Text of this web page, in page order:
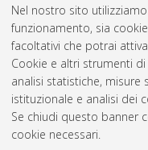
Nel nostro sito
funzionamento, sia
facoltativi che potrai
Cookie e altri strumenti
analisi statistiche, misure
istituzionale e analisi dei
Se chiudi questo banner
cookie necessari.
2013(1)
2012(1)
2010 (1)
2009(2)
2008(1)
Atom